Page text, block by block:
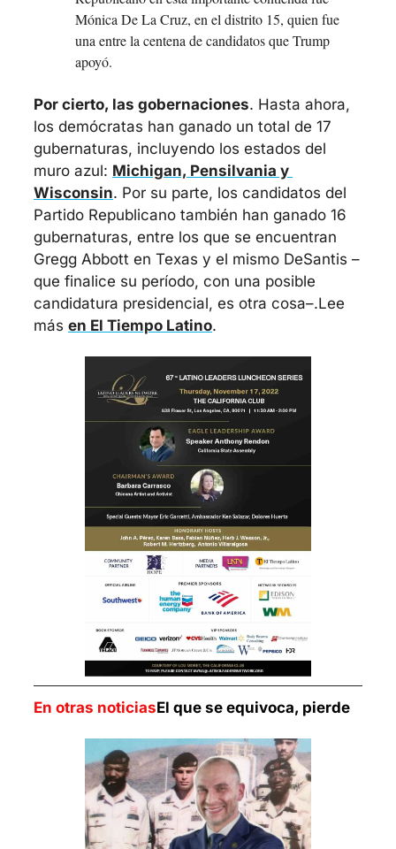
Mónica De La Cruz, en el distrito 15, quien fue
una entre la centena de candidatos que Trump
apoyó.
Por cierto, las gobernaciones. Hasta ahora,
los demócratas han ganado un total de 17
gubernaturas, incluyendo los estados del
muro azul: Michigan, Pensilvania y
Wisconsin. Por su parte, los candidatos del
Partido Republicano también han ganado 16
gubernaturas, entre los que se encuentran
Gregg Abbott en Texas y el mismo DeSantis –
que finalice su período, con una posible
candidatura presidencial, es otra cosa–.Lee
más en El Tiempo Latino.
En otras noticiasEl que se equivoca, pierde